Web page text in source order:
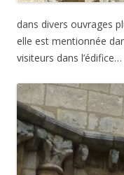
dans divers ouvrages
elle est mentionnée
visiteurs dans l’édifice…